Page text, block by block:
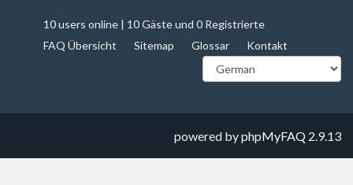
10 users online | 10 Gäste und 0 Registrierte
FAQ Übersicht
Sitemap Glossar Kontakt
powered byphpMyFAQ 2.9.13